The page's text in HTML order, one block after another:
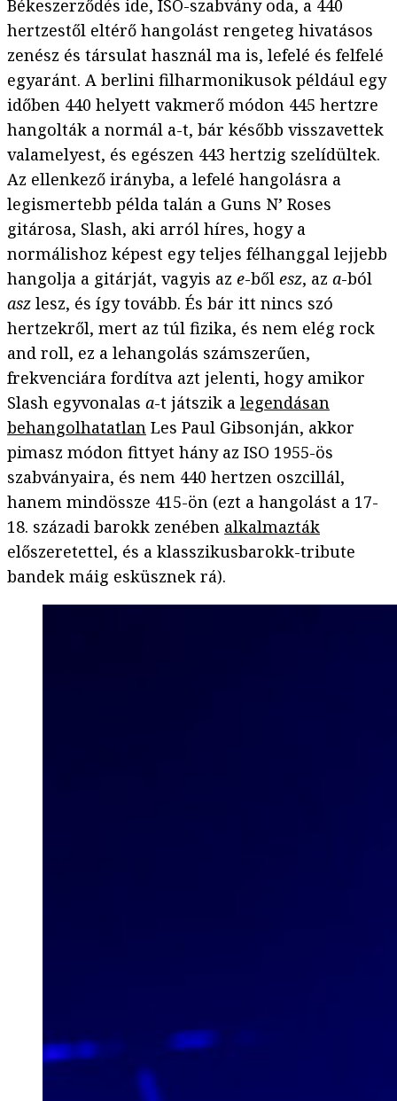
Békeszerződés ide, ISO-szabvány oda, a 440
hertzestől eltérő hangolást rengeteg hivatásos
zenész és társulat használ ma is, lefelé és felfelé
egyaránt. A berlini filharmonikusok például egy
időben 440 helyett vakmerő módon 445 hertzre
hangolták a normál a-t, bár később visszavettek
valamelyest, és egészen 443 hertzig szelídültek.
Az ellenkező irányba, a lefelé hangolásra a
legismertebb példa talán a Guns N’ Roses
gitárosa, Slash, aki arról híres, hogy a
normálishoz képest egy teljes félhanggal lejjebb
hangolja a gitárját, vagyis az e-ből esz, az a-ból
asz lesz, és így tovább. És bár itt nincs szó
hertzekről, mert az túl fizika, és nem elég rock
and roll, ez a lehangolás számszerűen,
frekvenciára fordítva azt jelenti, hogy amikor
Slash egyvonalas a-t játszik a legendásan
behangolhatatlan Les Paul Gibsonján, akkor
pimasz módon fittyet hány az ISO 1955-ös
szabványaira, és nem 440 hertzen oszcillál,
hanem mindössze 415-ön (ezt a hangolást a 17-
18. századi barokk zenében alkalmazták
előszeretettel, és a klasszikusbarokk-tribute
bandek máig esküsznek rá).